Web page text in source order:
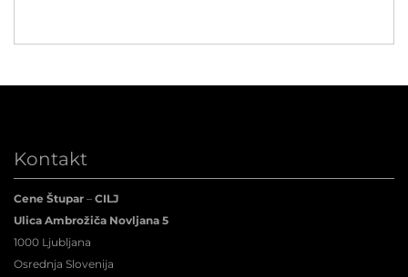
PODČRTAJ POVEZAVE
IZJAVA O DOSTOPNOSTI
Kontakt
Cene Štupar – CILJ
Ulica Ambrožiča Novljana 5
1000 Ljubljana
Osrednja Slovenija